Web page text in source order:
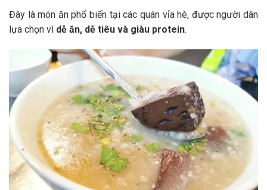
Đây là món ăn phổ biến tại các quán vỉa hè, được người dân
lựa chọn vì dễ ăn, dễ tiêu và giàu protein.